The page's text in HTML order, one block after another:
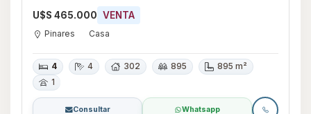
U$S 465.000 VENTA
Pinares Casa
4 4 302 895
895 m²
1
Consultar Whatsapp